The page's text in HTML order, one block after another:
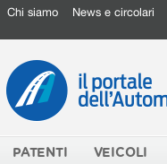
Chi siamo News e circolari
PATENTI VEICOLI